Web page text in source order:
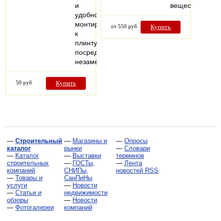
и
удобно
монтируются
к
плинтусу
посредством
незаметных…
50 руб Купить
веществ!
от 550 руб Купить
— Строительный
каталог
— Каталог
строительных
компаний
— Товары и
услуги
— Статьи и
обзоры
— Фотогалереи
— Магазины и
рынки
— Выставки
— ГОСТы,
СНИПы,
СанПиНы
— Новости
недвижимости
— Новости
компаний
— Опросы
— Словари
терминов
— Лента
новостей RSS